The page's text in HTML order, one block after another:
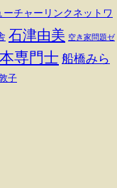
ーチャーリンクネットワ
石津由美 空き家問題ゼ
専門士 船橋みら
子